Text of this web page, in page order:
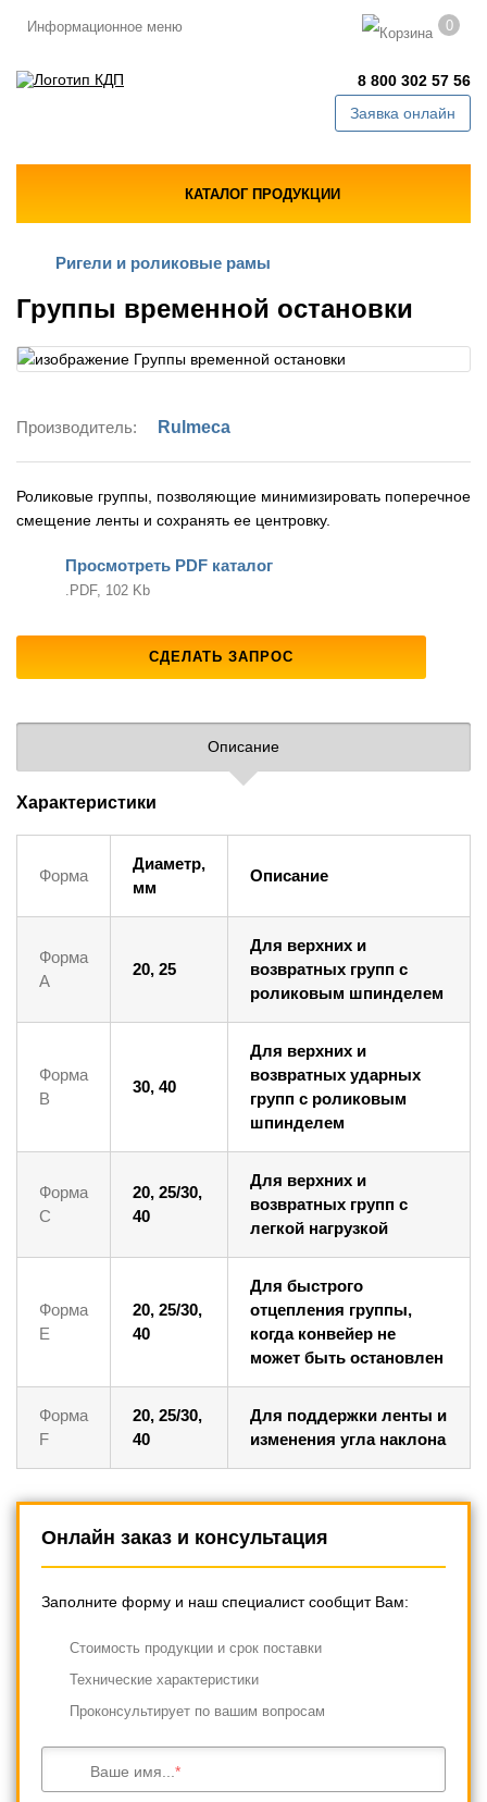
Информационное меню 0
8 800 302 57 56
Заявка онлайн
КАТАЛОГ ПРОДУКЦИИ
Ригели и роликовые рамы
Группы временной остановки
Производитель: Rulmeca
Роликовые группы, позволяющие минимизировать поперечное
смещение ленты и сохранять ее центровку.
Просмотреть PDF каталог
.PDF, 102 Kb
СДЕЛАТЬ ЗАПРОС
Описание
Характеристики
Форма
Диаметр,
мм
Описание
Форма
A
20, 25
Для верхних и
возвратных групп с
роликовым шпинделем
Форма
B
30, 40
Для верхних и
возвратных ударных
групп с роликовым
шпинделем
Форма
С
20, 25/30,
40
Для верхних и
возвратных групп с
легкой нагрузкой
Форма
E
20, 25/30,
40
Для быстрого
отцепления группы,
когда конвейер не
может быть остановлен
Форма
F
20, 25/30,
40
Для поддержки ленты и
изменения угла наклона
Онлайн заказ и консультация
Заполните форму и наш специалист сообщит Вам:
Cтоимость продукции и срок поставки
Технические характеристики
Проконсультирует по вашим вопросам
Ваше имя...